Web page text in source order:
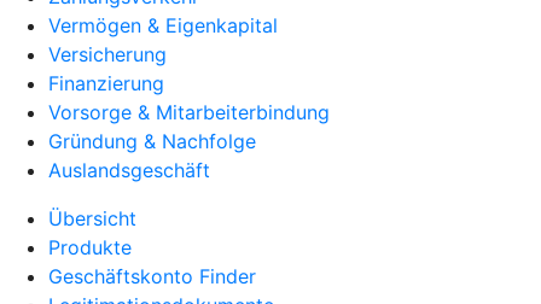
Vermögen & Eigenkapital
Versicherung
Finanzierung
Vorsorge & Mitarbeiterbindung
Gründung & Nachfolge
Auslandsgeschäft
Übersicht
Produkte
Geschäftskonto Finder